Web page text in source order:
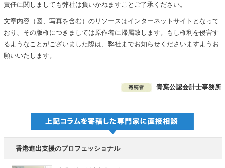
責任に関しましても弊社は負いかねますことご了承ください。
文章内容（図、写真を含む）のリソースはインターネットサイトとなって
おり、その版権につきましては原作者に帰属致します。もし権利を侵害す
るようなことがございました際は、弊社までお知らせくださいますようお
願いいたします。
青葉公認会計士事務所
香港進出支援のプロフェッショナル